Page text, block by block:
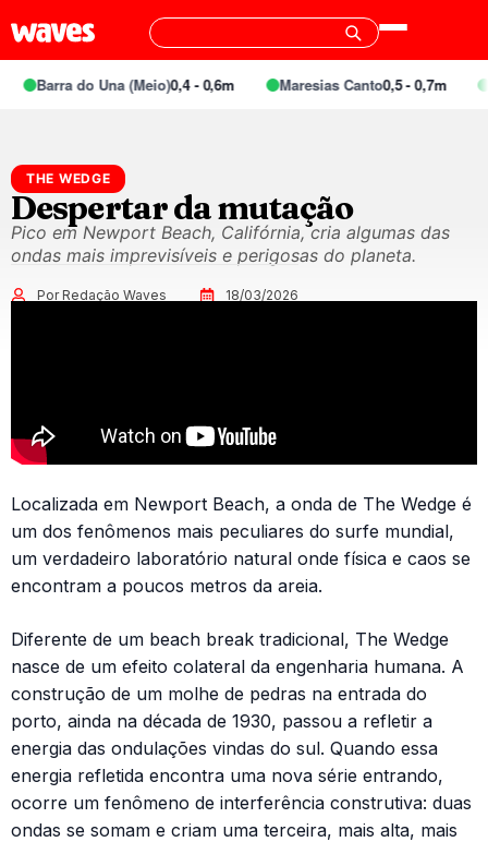
Barra do Una (Meio)0,4 - 0,6m Maresias Canto0,5 - 0,7m
THE WEDGE
Despertar da mutação
Pico em Newport Beach, Califórnia, cria algumas das
ondas mais imprevisíveis e perigosas do planeta.
Por Redação Waves 18/03/2026
Localizada em Newport Beach, a onda de The Wedge é
um dos fenômenos mais peculiares do surfe mundial,
um verdadeiro laboratório natural onde física e caos se
encontram a poucos metros da areia.
Diferente de um beach break tradicional, The Wedge
nasce de um efeito colateral da engenharia humana. A
construção de um molhe de pedras na entrada do
porto, ainda na década de 1930, passou a refletir a
energia das ondulações vindas do sul. Quando essa
energia refletida encontra uma nova série entrando,
ocorre um fenômeno de interferência construtiva: duas
ondas se somam e criam uma terceira, mais alta, mais